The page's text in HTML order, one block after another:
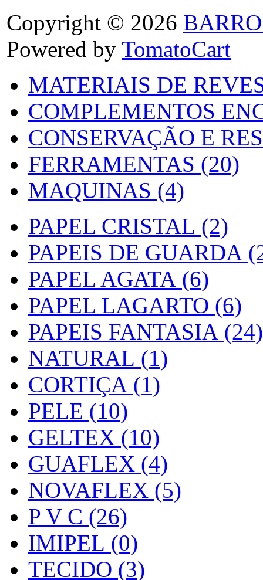
Copyright © 2026
Powered by TomatoCart
MATERIAIS DE
COMPLEMENTOS
CONSERVAÇÃO E
FERRAMENTAS (20)
MAQUINAS (4)
PAPEL CRISTAL (2)
PAPEIS DE GUARDA
PAPEL AGATA (6)
PAPEL LAGARTO (6)
PAPEIS FANTASIA (24)
NATURAL (1)
CORTIÇA (1)
PELE (10)
GELTEX (10)
GUAFLEX (4)
NOVAFLEX (5)
P V C (26)
IMIPEL (0)
TECIDO (3)